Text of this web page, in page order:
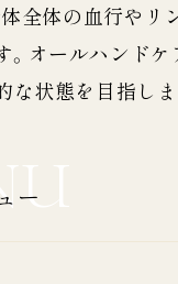
全体の血行やリ
。オールハンド
な状態を目指し
ー